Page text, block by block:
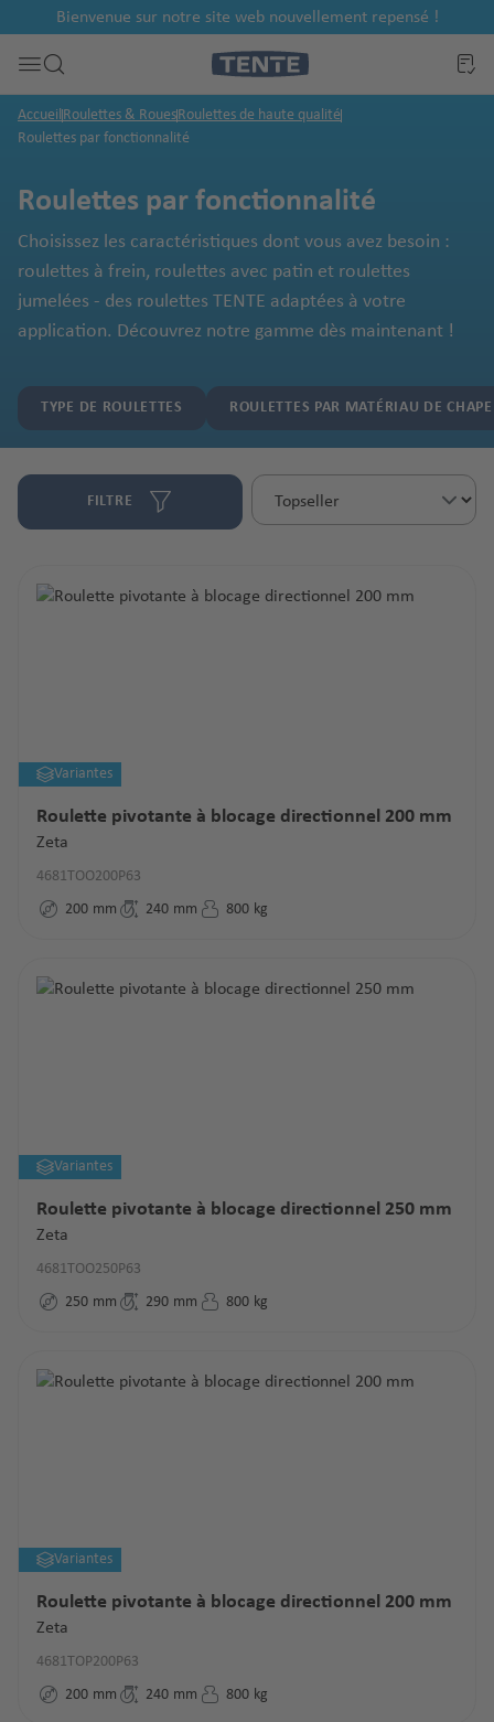
Passer à la recherche
Bienvenue sur notre site web nouvellement repensé !
Accueil Roulettes & RouesRoulettes de haute qualité
Roulettes par fonctionnalité
Roulettes par fonctionnalité
Choisissez les caractéristiques dont vous avez besoin :
roulettes à frein, roulettes avec patin et roulettes
jumelées - des roulettes TENTE adaptées à votre
application. Découvrez notre gamme dès maintenant !
TYPE DE ROULETTES ROULETTES PAR MATÉRIAU DE CHAPE
FILTRE
Variantes
Roulette pivotante à blocage directionnel 200 mm
Zeta
4681TOO200P63
200 mm 240 mm 800 kg
Variantes
Roulette pivotante à blocage directionnel 250 mm
Zeta
4681TOO250P63
250 mm 290 mm 800 kg
Variantes
Roulette pivotante à blocage directionnel 200 mm
Zeta
4681TOP200P63
200 mm 240 mm 800 kg